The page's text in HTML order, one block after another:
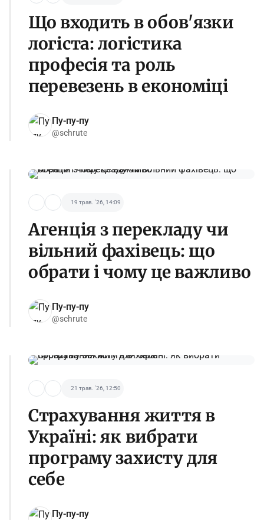
Що входить в обов'язки
логіста: логістика
професія та роль
перевезень в економіці
Пу-пу-пу
@schrute
19 трав. '26, 14:09
Агенція з перекладу чи
вільний фахівець: що
обрати і чому це важливо
Пу-пу-пу
@schrute
21 трав. '26, 12:50
Страхування життя в
Україні: як вибрати
програму захисту для
себе
Пу-пу-пу